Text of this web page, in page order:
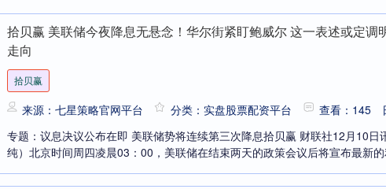
拾贝赢 美联储今夜降息无悬念！华尔街紧盯鲍威尔 这一表述或定调
走向
拾贝赢
来源：七星策略官网平台 分类：实盘股票配资平台 查看：145
专题：议息决议公布在即 美联储势将连续第三次降息拾贝赢 财联社12月10日
纯）北京时间周四凌晨03：00，美联储在结束两天的政策会议后将宣布最新